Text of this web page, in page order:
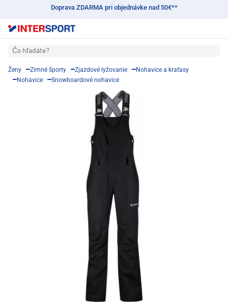
Doprava ZDARMA pri objednávke nad 50€**
Čo hľadáte?
Ženy Zimné športy Zjazdové lyžovanie
Nohavice a kraťasy
Nohavice
Snowboardové nohavice